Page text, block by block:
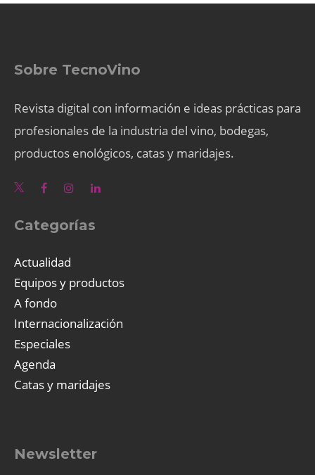
Sobre TecnoVino
Revista digital con información e ideas prácticas para
profesionales de la industria del vino, bodegas,
productos enológicos, catas y maridajes.
Categorías
Actualidad
Equipos y productos
A fondo
Internacionalización
Especiales
Agenda
Catas y maridajes
Newsletter